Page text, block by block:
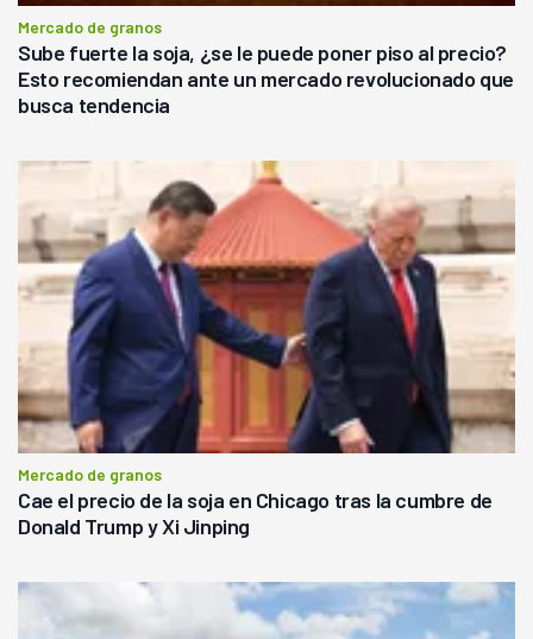
Mercado de granos
Sube fuerte la soja, ¿se le puede poner piso al precio?
Esto recomiendan ante un mercado revolucionado que
busca tendencia
Mercado de granos
Cae el precio de la soja en Chicago tras la cumbre de
Donald Trump y Xi Jinping